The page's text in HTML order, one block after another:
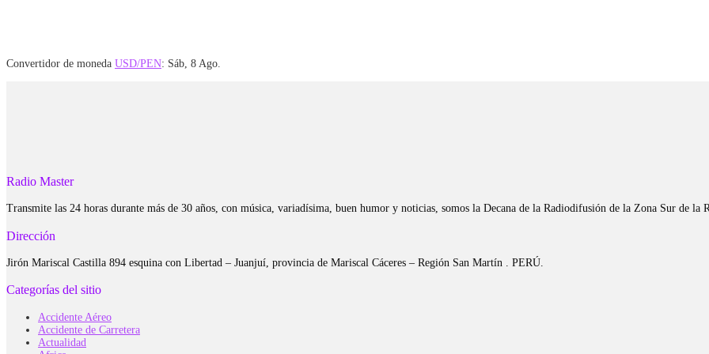
Convertidor de moneda USD/PEN: Sáb, 8 Ago.
Radio Master
Transmite las 24 horas durante más de 30 años, con música, variadísima, buen humor y noticias, somos la Decana de la Radiodifusión de la Zona Sur de la
Dirección
Jirón Mariscal Castilla 894 esquina con Libertad – Juanjuí, provincia de Mariscal Cáceres – Región San Martín . PERÚ.
Categorías del sitio
Accidente Aéreo
Accidente de Carretera
Actualidad